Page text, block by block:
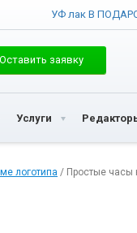
УФ лак В
Оставить заявку
Услуги
логотипа / Простые часы